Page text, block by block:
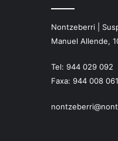
Nontzeberri |
Manuel Allende,
Tel: 944 029 092
Faxa: 944 008 061